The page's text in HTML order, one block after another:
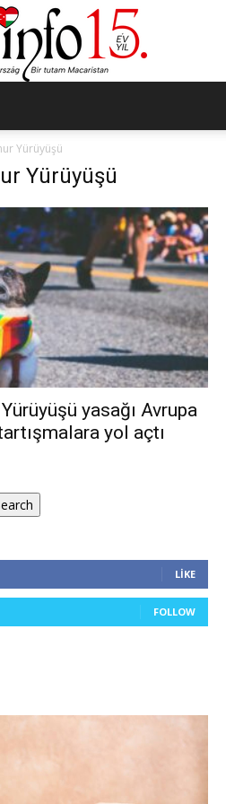
Yürüyüşü
Yürüyüşü
yasağı Avrupa
yol açtı
LIKE
FOLLOW